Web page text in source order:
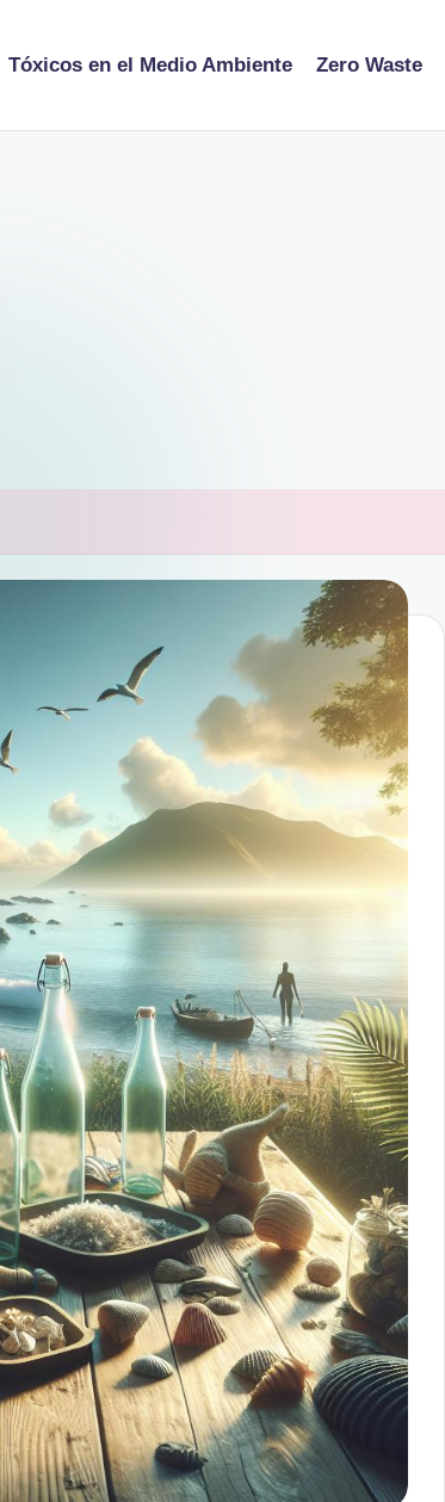
Tóxicos en el Medio Ambiente Zero Waste